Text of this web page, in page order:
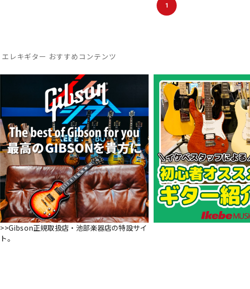
1
エレキギター おすすめコンテンツ
>>Gibson正規取扱店・池部楽器店の特設サイ
ト。